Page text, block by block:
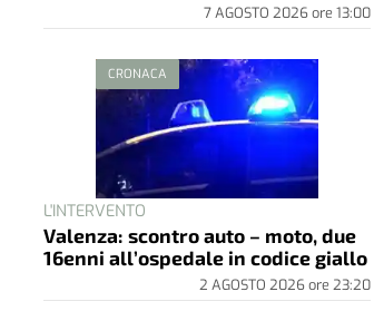
7 AGOSTO 2026ore 13:00
CRONACA
L'INTERVENTO
Valenza: scontro auto – moto, due
16enni all’ospedale in codice giallo
2 AGOSTO 2026ore 23:20